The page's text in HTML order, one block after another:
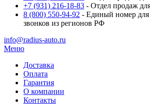
+7 (931) 216-18-83 - Отдел продаж
8 (800) 550-94-92 - Единый номер для
звонков из регионов РФ
info@radius-auto.ru
Меню
Доставка
Оплата
Гарантия
О компании
Контакты